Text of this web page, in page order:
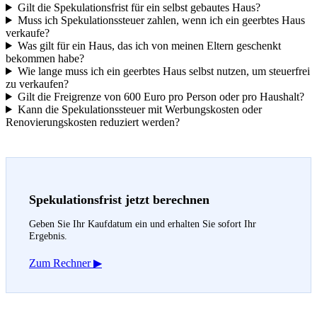
Gilt die Spekulationsfrist für ein selbst gebautes Haus?
Muss ich Spekulationssteuer zahlen, wenn ich ein geerbtes Haus
verkaufe?
Was gilt für ein Haus, das ich von meinen Eltern geschenkt
bekommen habe?
Wie lange muss ich ein geerbtes Haus selbst nutzen, um steuerfrei
zu verkaufen?
Gilt die Freigrenze von 600 Euro pro Person oder pro Haushalt?
Kann die Spekulationssteuer mit Werbungskosten oder
Renovierungskosten reduziert werden?
Spekulationsfrist jetzt berechnen
Geben Sie Ihr Kaufdatum ein und erhalten Sie sofort Ihr
Ergebnis.
Zum Rechner ▶